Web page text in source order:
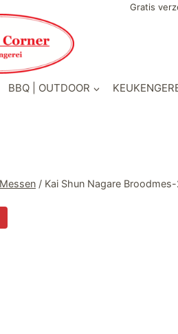
Gratis
BBQ | OUTDOOR
Messen / Kai Shun Nagare